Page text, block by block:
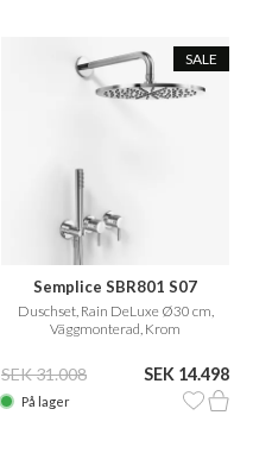
SALE
Semplice SBR801 S07
Duschset, Rain DeLuxe Ø30 cm,
Väggmonterad, Krom
SEK 31.008 SEK 14.498
På lager